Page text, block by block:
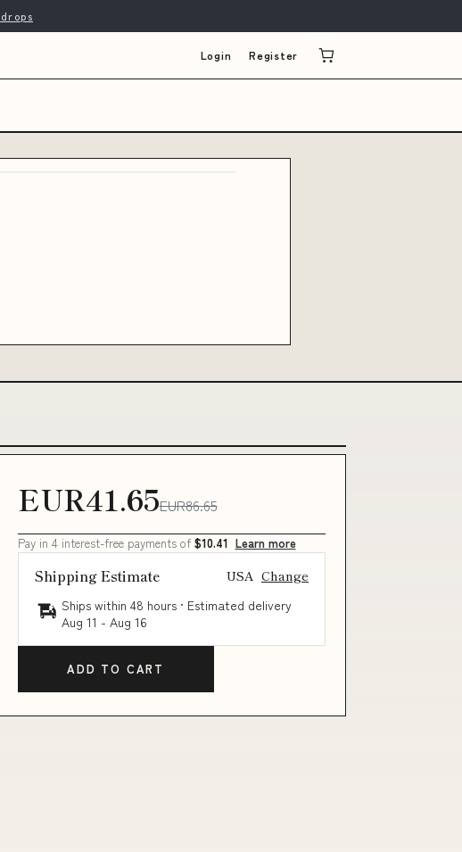
Login Register
EUR41.65EUR86.65
Pay in 4 interest-free payments of $10.41 Learn more
Shipping Estimate USA Change
Ships within 48 hours · Estimated delivery
Aug 11 - Aug 16
ADD TO CART